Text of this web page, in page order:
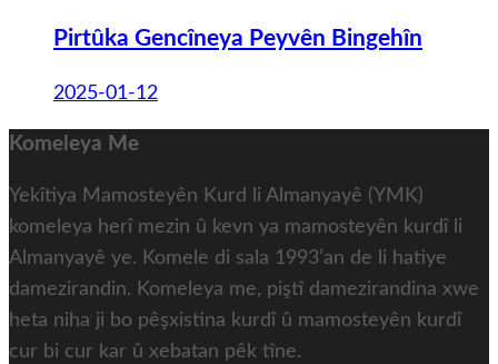
Pirtûka Gencîneya Peyvên Bingehîn
2025-01-12
Komeleya Me
Yekîtiya Mamosteyên Kurd li Almanyayê (YMK)
komeleya herî mezin û kevn ya mamosteyên kurdî li
Almanyayê ye. Komele di sala 1993’an de li hatiye
damezirandin. Komeleya me, piştî damezirandina xwe
heta niha ji bo pêşxistina kurdî û mamosteyên kurdî
cur bi cur kar û xebatan pêk tîne.